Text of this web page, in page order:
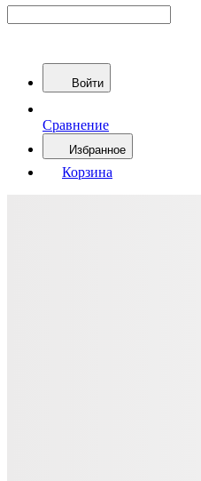
Войти
Сравнение
Избранное
Корзина